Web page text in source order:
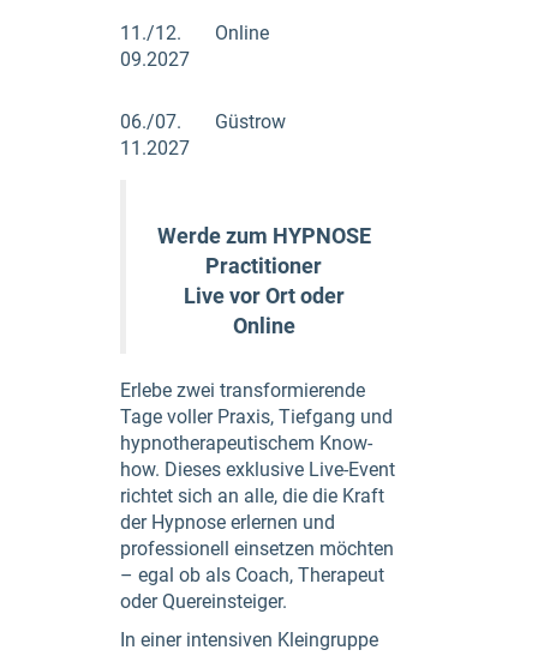
11./12.
09.2027
Online
06./07.
11.2027
Güstrow
Werde zum HYPNOSE
Practitioner
Live vor Ort oder
Online
Erlebe zwei transformierende
Tage voller Praxis, Tiefgang und
hypnotherapeutischem Know-
how. Dieses exklusive Live-Event
richtet sich an alle, die die Kraft
der Hypnose erlernen und
professionell einsetzen möchten
– egal ob als Coach, Therapeut
oder Quereinsteiger.
In einer intensiven Kleingruppe